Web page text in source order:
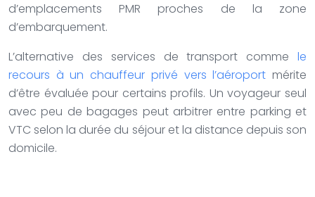
d’emplacements PMR proches de la zone
d’embarquement.
L’alternative des services de transport comme le
recours à un chauffeur privé vers l’aéroport mérite
d’être évaluée pour certains profils. Un voyageur seul
avec peu de bagages peut arbitrer entre parking et
VTC selon la durée du séjour et la distance depuis son
domicile.